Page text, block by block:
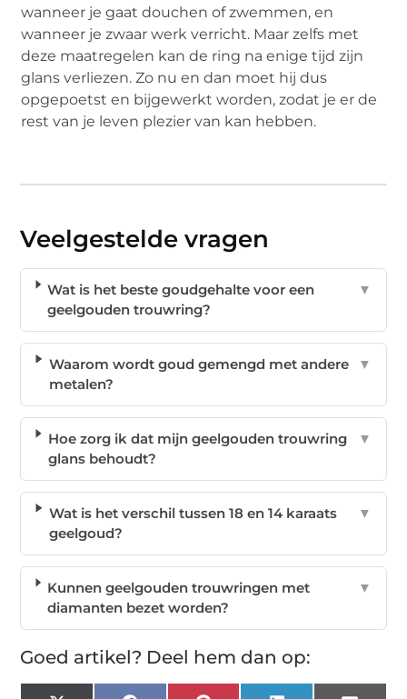
wanneer je gaat douchen of zwemmen, en
wanneer je zwaar werk verricht. Maar zelfs met
deze maatregelen kan de ring na enige tijd zijn
glans verliezen. Zo nu en dan moet hij dus
opgepoetst en bijgewerkt worden, zodat je er de
rest van je leven plezier van kan hebben.
Veelgestelde vragen
Wat is het beste goudgehalte voor een
geelgouden trouwring?
▼
Waarom wordt goud gemengd met andere
metalen?
▼
Hoe zorg ik dat mijn geelgouden trouwring
glans behoudt?
▼
Wat is het verschil tussen 18 en 14 karaats
geelgoud?
▼
Kunnen geelgouden trouwringen met
diamanten bezet worden?
▼
Goed artikel? Deel hem dan op: